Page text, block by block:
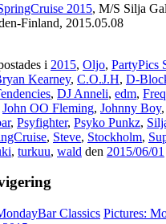
2015, M/S Silja
Finland, 2015.05.08
i 2015, Oljo, PartyPics
Kearney, C.O.J.H, D-
, DJ Anneli, edm,
John OO Fleming, Johnny Boy,
, Psyfighter, Psyko Punkz,
, Steve, Stockholm,
, turkuu, wald den 2015/06/01
Classics Pictures: